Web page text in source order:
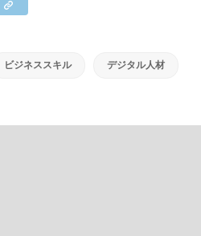
ビジネススキル デジタル人材